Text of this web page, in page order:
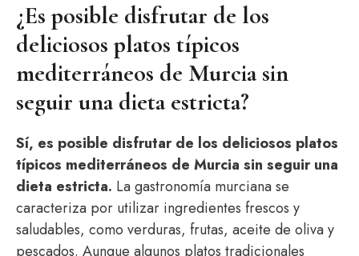
¿Es posible disfrutar de los
deliciosos platos típicos
mediterráneos de Murcia sin
seguir una dieta estricta?
Sí, es posible disfrutar de los deliciosos platos
típicos mediterráneos de Murcia sin seguir una
dieta estricta. La gastronomía murciana se
caracteriza por utilizar ingredientes frescos y
saludables, como verduras, frutas, aceite de oliva y
pescados. Aunque algunos platos tradicionales